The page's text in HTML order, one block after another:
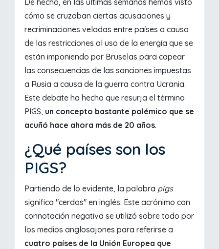
De hecho, en las últimas semanas hemos visto
cómo se cruzaban ciertas acusaciones y
recriminaciones veladas entre países a causa
de las restricciones al uso de la energía que se
están imponiendo por Bruselas para capear
las consecuencias de las sanciones impuestas
a Rusia a causa de la guerra contra Ucrania.
Este debate ha hecho que resurja el término
PIGS, un concepto bastante polémico que se
acuñó hace ahora más de 20 años.
¿Qué países son los
PIGS?
Partiendo de lo evidente, la palabra pigs
significa "cerdos" en inglés. Este acrónimo con
connotación negativa se utilizó sobre todo por
los medios anglosajones para referirse a
cuatro países de la Unión Europea que